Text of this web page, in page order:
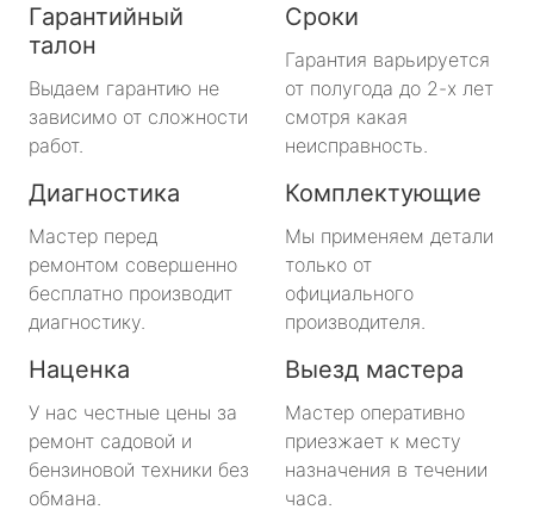
Гарантийный
талон
Выдаем гарантию не
зависимо от сложности
работ.
Сроки
Гарантия варьируется
от полугода до 2-х лет
смотря какая
неисправность.
Диагностика
Мастер перед
ремонтом совершенно
бесплатно производит
диагностику.
Комплектующие
Мы применяем детали
только от
официального
производителя.
Наценка
У нас честные цены за
ремонт садовой и
бензиновой техники без
обмана.
Выезд мастера
Мастер оперативно
приезжает к месту
назначения в течении
часа.